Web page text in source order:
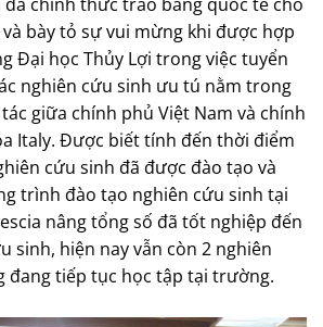
bày tỏ sự vui mừng khi được hợp
Đại học Thủy Lợi trong việc tuyển
nghiên cứu sinh ưu tú nằm trong
giữa chính phủ Việt Nam và chính
Italy. Được biết tính đến thời điểm
cứu sinh đã được đào tạo và
trình đào tạo nghiên cứu sinh tại
nâng tổng số đã tốt nghiệp đến
sinh, hiện nay vẫn còn 2 nghiên
đang tiếp tục học tập tại trường.